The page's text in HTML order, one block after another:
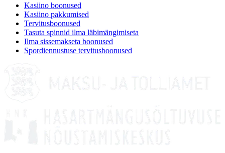
Kasiino boonused
Kasiino pakkumised
Tervitusboonused
Tasuta spinnid ilma läbimängimiseta
Ilma sissemakseta boonused
Spordiennustuse tervitusboonused